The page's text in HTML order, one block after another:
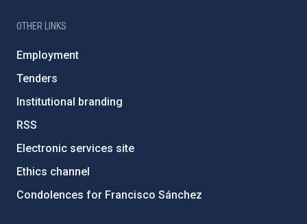
OTHER LINKS
Employment
Tenders
Institutional branding
RSS
Electronic services site
Ethics channel
Condolences for Francisco Sánchez